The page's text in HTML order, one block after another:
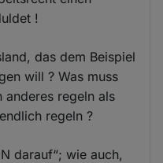
!
das dem Beispiel
will ? Was muss
anderes regeln als
regeln ?
darauf“; wie auch,